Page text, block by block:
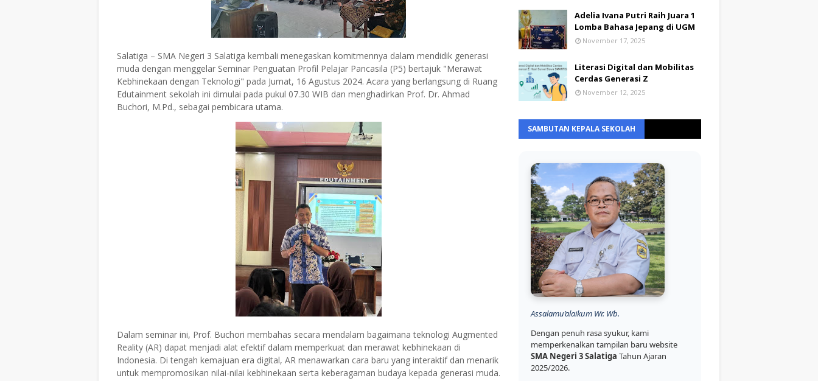
Salatiga – SMA Negeri 3 Salatiga kembali menegaskan komitmennya dalam mendidik generasi
muda dengan menggelar Seminar Penguatan Profil Pelajar Pancasila (P5) bertajuk "Merawat
Kebhinekaan dengan Teknologi" pada Jumat, 16 Agustus 2024. Acara yang berlangsung di Ruang
Edutainment sekolah ini dimulai pada pukul 07.30 WIB dan menghadirkan Prof. Dr. Ahmad
Buchori, M.Pd., sebagai pembicara utama.
Dalam seminar ini, Prof. Buchori membahas secara mendalam bagaimana teknologi Augmented
Reality (AR) dapat menjadi alat efektif dalam memperkuat dan merawat kebhinekaan di
Indonesia. Di tengah kemajuan era digital, AR menawarkan cara baru yang interaktif dan menarik
untuk mempromosikan nilai-nilai kebhinekaan serta keberagaman budaya kepada generasi muda.
Adelia Ivana Putri Raih Juara 1
Lomba Bahasa Jepang di UGM
November 17, 2025
Literasi Digital dan Mobilitas
Cerdas Generasi Z
November 12, 2025
SAMBUTAN KEPALA SEKOLAH
Assalamu’alaikum Wr. Wb.
Dengan penuh rasa syukur, kami
memperkenalkan tampilan baru website
SMA Negeri 3 Salatiga Tahun Ajaran
2025/2026.